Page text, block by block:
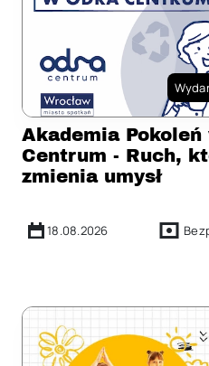
Akademia Pokoleń
Centrum - Ruch,
zmienia umysł
18.08.2026